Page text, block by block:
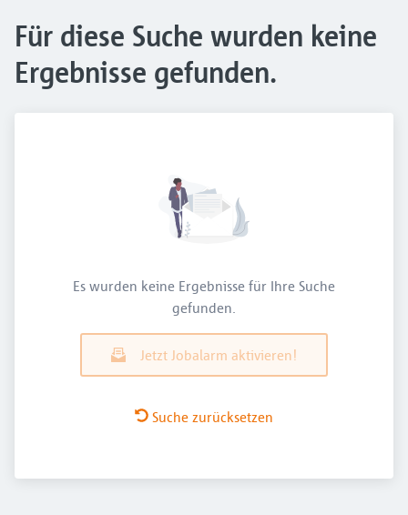
Für diese Suche wurden keine
Ergebnisse gefunden.
Es wurden keine Ergebnisse für Ihre Suche
gefunden.
Jetzt Jobalarm aktivieren!
Suche zurücksetzen